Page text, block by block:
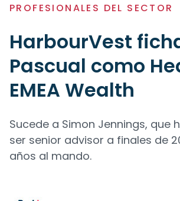
PROFESIONALES DEL SECTOR
HarbourVest
Pascual como
EMEA Wealth
Sucede a Simon Jennings, que
ser senior advisor a finales de
años al mando.